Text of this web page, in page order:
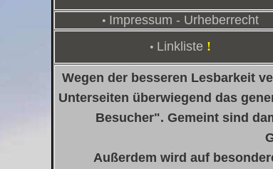
• Impressum - Urheberrecht
• Linkliste !
Wegen der besseren Lesbarkeit
Unterseiten überwiegend das
Besucher". Gemeint sind
Außerdem wird auf